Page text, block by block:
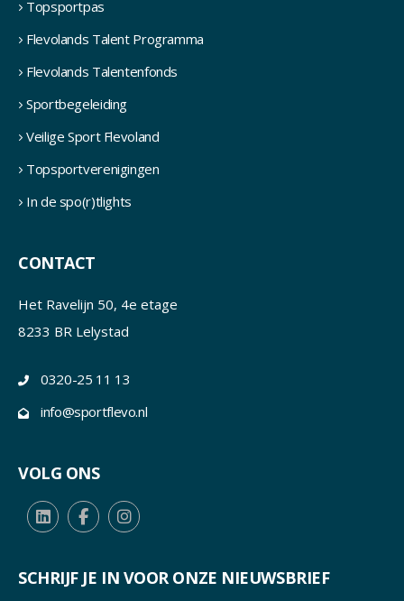
Topsportpas
Flevolands Talent Programma
Flevolands Talentenfonds
Sportbegeleiding
Veilige Sport Flevoland
Topsportverenigingen
In de spo(r)tlights
CONTACT
Het Ravelijn 50, 4e etage
8233 BR Lelystad
0320-25 11 13
info@sportflevo.nl
VOLG ONS
SCHRIJF JE IN VOOR ONZE NIEUWSBRIEF